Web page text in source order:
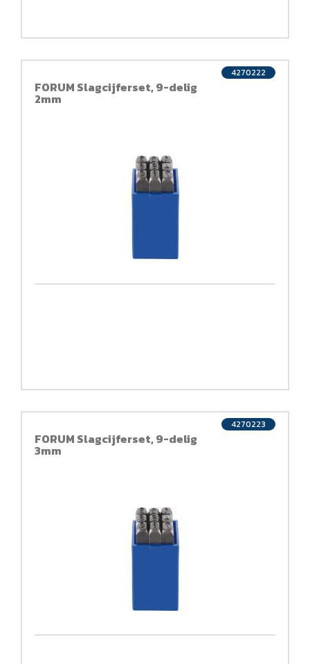
FORUM Slagcijferset, 9-delig
2mm
4270222
FORUM Slagcijferset, 9-delig
3mm
4270223